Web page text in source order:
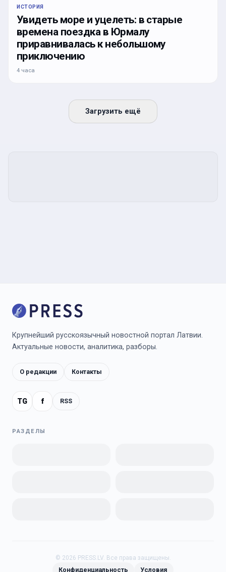
ИСТОРИЯ
Увидеть море и уцелеть: в старые
времена поездка в Юрмалу
приравнивалась к небольшому
приключению
4 часа
Загрузить ещё
Крупнейший русскоязычный новостной портал Латвии.
Актуальные новости, аналитика, разборы.
О редакции Контакты
TG f RSS
РАЗДЕЛЫ
© 2026 PRESS.LV. Все права защищены.
Конфиденциальность Условия